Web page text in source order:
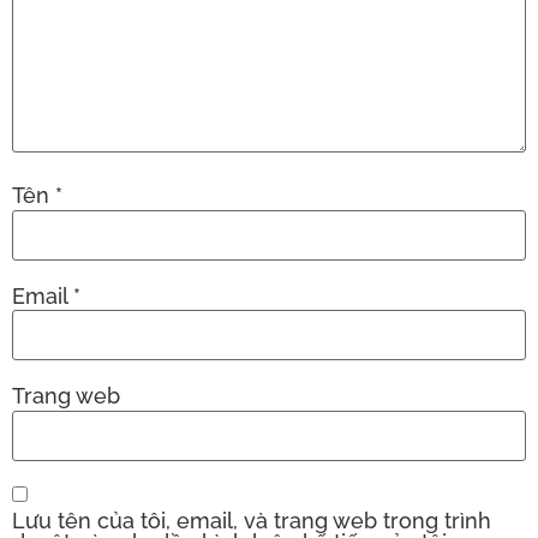
Tên *
Email *
Trang web
Lưu tên của tôi, email, và trang web trong trình